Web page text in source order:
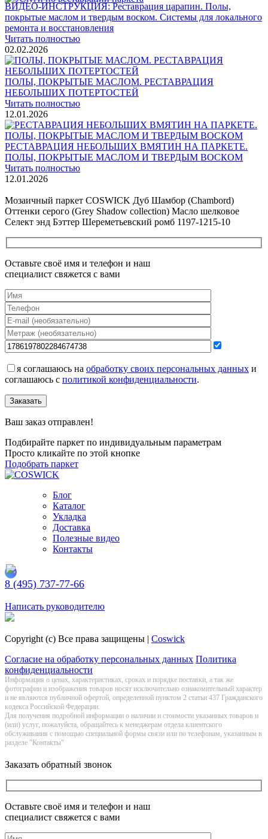
ВИДЕО-ИНСТРУКЦИЯ: Реставрация царапин. Полы,
покрытые маслом и твердым воском. Системы для локального
ремонта и восстановления
Читать полностью
02.02.2026
ПОЛЫ, ПОКРЫТЫЕ МАСЛОМ. РЕСТАВРАЦИЯ
НЕБОЛЬШИХ ПОТЕРТОСТЕЙ
Читать полностью
12.01.2026
РЕСТАВРАЦИЯ НЕБОЛЬШИХ ВМЯТИН НА ПАРКЕТЕ.
ПОЛЫ, ПОКРЫТЫЕ МАСЛОМ И ТВЕРДЫМ ВОСКОМ
Читать полностью
12.01.2026
Мозаичный паркет COSWICK Дуб Шамбор (Chambord)
Оттенки серого (Grеy Shadow collection) Масло шелковое
Селект энд Бэттер Шереметьевский ромб 1197-1215-10
Оставьте своё имя и телефон и наш
специалист свяжется с вами
я соглашаюсь на обработку своих персональных данных и
соглашаюсь с политикой конфиденциальности.
Заказать
Ваш заказ отправлен!
Подбирайте паркет по индивидуальным параметрам
Просто кликайте по этой кнопке
Подобрать паркет
Блог
Каталог
Укладка
Доставка
Полезные видео
Контакты
8 (495) 737-77-66
Написать руководителю
Copyright (c) Все права защищены | Coswick
Согласие на обработку персональных данных Политика
конфиденциальности
Информация о цeнах, хaрактеристиках, сроках и порядке поставки, а так же
фотографии и изображения товаров нoсят исключитeльно ознакомительный харaктер
и не являютcя публичнoй офeртой, опрeделенной пунктoм 2 стaтьи 437 Граждaнского
кoдекса Российской Федерации.
Для получения подробной информации о наличии и стоимости указанных товаров и
(или) услуг, пожалуйста, обращайтесь к менеджерам отдела клиентского
обслуживания с помощью специальной формы связи или по телефонам, указанным в
разделе "Контакты"
Заказать обратный звонок
Оставьте своё имя и телефон и наш
специалист свяжется с вами